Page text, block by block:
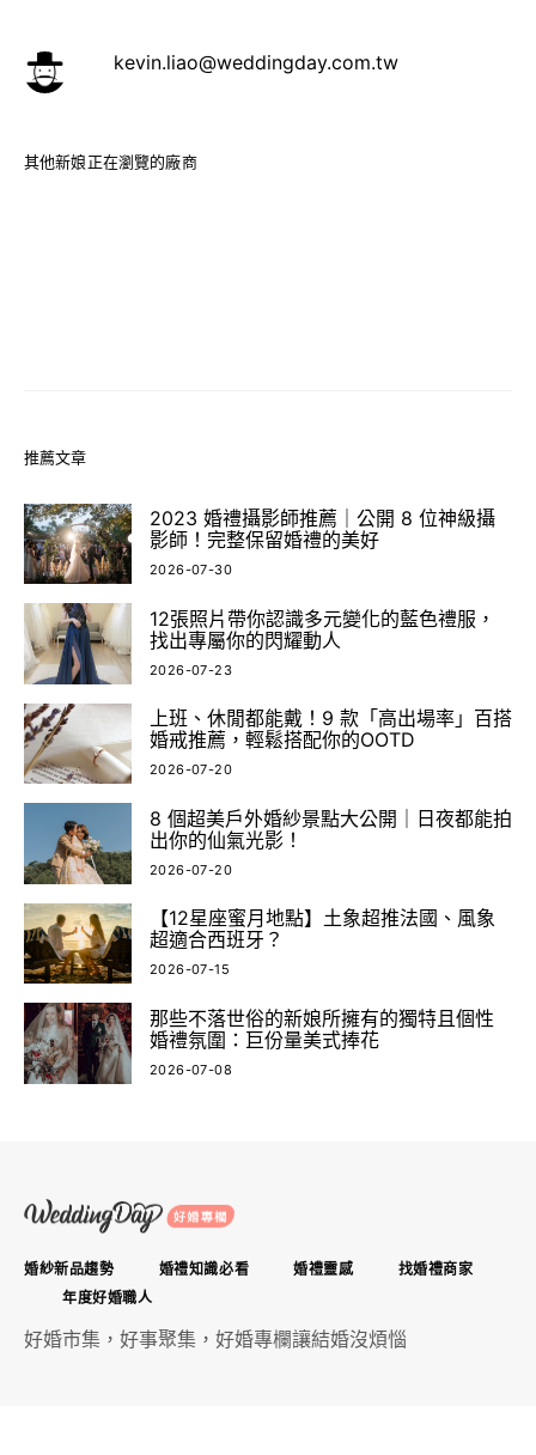
kevin.liao@weddingday.com.tw
其他新娘正在瀏覽的廠商
推薦文章
2023 婚禮攝影師推薦｜公開 8 位神級攝
影師！完整保留婚禮的美好
2026-07-30
12張照片帶你認識多元變化的藍色禮服，
找出專屬你的閃耀動人
2026-07-23
上班、休閒都能戴！9 款「高出場率」百搭
婚戒推薦，輕鬆搭配你的OOTD
2026-07-20
8 個超美戶外婚紗景點大公開｜日夜都能拍
出你的仙氣光影！
2026-07-20
【12星座蜜月地點】土象超推法國、風象
超適合西班牙？
2026-07-15
那些不落世俗的新娘所擁有的獨特且個性
婚禮氛圍：巨份量美式捧花
2026-07-08
婚紗新品趨勢 婚禮知識必看 婚禮靈感
找婚禮商家
年度好婚職人
好婚市集，好事聚集，好婚專欄讓結婚沒煩惱